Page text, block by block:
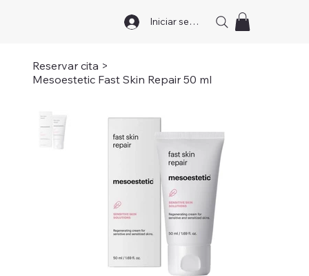
Iniciar sesión
Reservar cita >
Mesoestetic Fast Skin Repair 50 ml